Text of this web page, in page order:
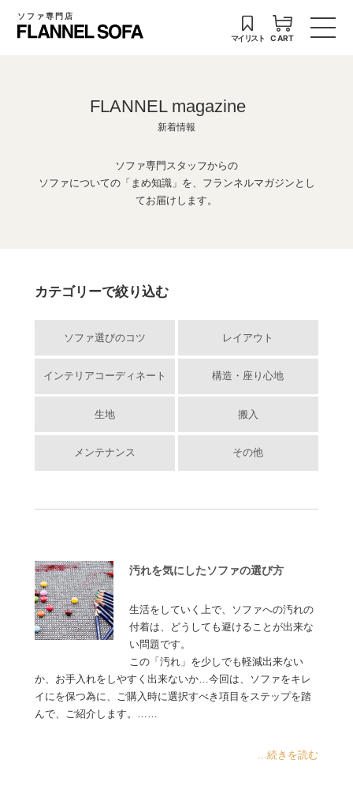
ソファ専門店
マイリスト CART
FLANNEL magazine
新着情報
ソファ専門スタッフからの
ソファについての「まめ知識」を、フランネルマガジンとし
てお届けします。
カテゴリーで絞り込む
ソファ選びのコツ レイアウト
インテリアコーディネート 構造・座り心地
生地 搬入
メンテナンス その他
汚れを気にしたソファの選び方
生活をしていく上で、ソファへの汚れの
付着は、どうしても避けることが出来な
い問題です。
この「汚れ」を少しでも軽減出来ない
か、お手入れをしやすく出来ないか…今回は、ソファをキレ
イにを保つ為に、ご購入時に選択すべき項目をステップを踏
んで、ご紹介します。……
...続きを読む